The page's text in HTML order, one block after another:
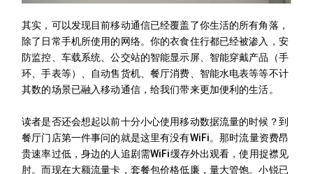
其实，可以发现目前移动通信已经覆盖了你生活的所有角落，
除了日常手机所使用的网络。你的衣食住行都已经被渗入，安
防监控、车载系统、公交站的智能显示屏、智能穿戴产品（手
环、手表等）、自动售货机、餐厅消费、智能水电表等等不计
其数的场景已融入移动通信，给我们带来更加便利的生活。
读者是否还会想起以前十分小心使用移动数据流量的时候？到
餐厅门店第一件事问的就是这里有没有WiFi。那时流量资费昂
贵速率过低，身边的人追剧需WiFi缓存外出观看，使用捉襟见
肘。而现在大额流量卡，套餐包价格低廉，量大管饱。小锐已